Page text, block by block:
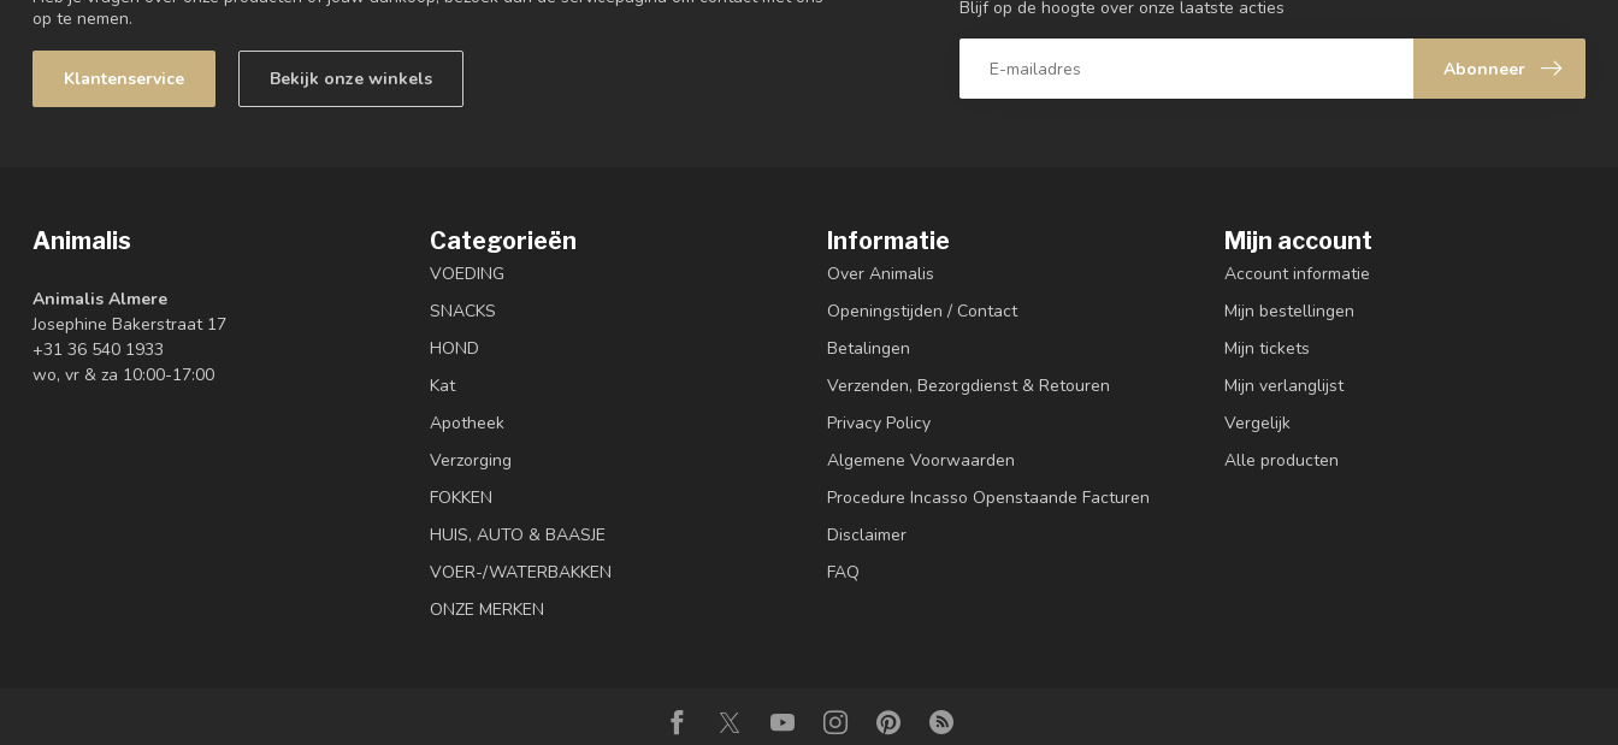
op te nemen.
Klantenservice Bekijk onze winkels
Blijf op de hoogte over onze laatste acties
Abonneer
Animalis
Animalis Almere
Josephine Bakerstraat 17
+31 36 540 1933
wo, vr & za 10:00-17:00
Categorieën
VOEDING
SNACKS
HOND
Kat
Apotheek
Verzorging
FOKKEN
HUIS, AUTO & BAASJE
VOER-/WATERBAKKEN
ONZE MERKEN
Informatie
Over Animalis
Openingstijden / Contact
Betalingen
Verzenden, Bezorgdienst & Retouren
Privacy Policy
Algemene Voorwaarden
Procedure Incasso Openstaande Facturen
Disclaimer
FAQ
Mijn account
Account informatie
Mijn bestellingen
Mijn tickets
Mijn verlanglijst
Vergelijk
Alle producten